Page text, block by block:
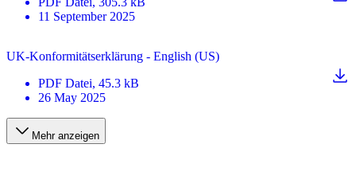
11 September 2025
UK-Konformitätserklärung - English (US)
PDF Datei, 45.3 kB
26 May 2025
Mehr anzeigen